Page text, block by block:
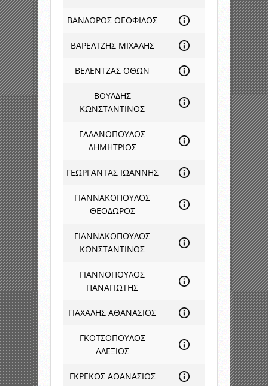
ΒΑΝΔΩΡΟΣ ΘΕΟΦΙΛΟΣ
ΒΑΡΕΛΤΖΗΣ ΜΙΧΑΛΗΣ
ΒΕΛΕΝΤΖΑΣ ΟΘΩΝ
ΒΟΥΛΔΗΣ
ΚΩΝΣΤΑΝΤΙΝΟΣ
ΓΑΛΑΝΟΠΟΥΛΟΣ
ΔΗΜΗΤΡΙΟΣ
ΓΕΩΡΓΑΝΤΑΣ ΙΩΑΝΝΗΣ
ΓΙΑΝΝΑΚΟΠΟΥΛΟΣ
ΘΕΟΔΩΡΟΣ
ΓΙΑΝΝΑΚΟΠΟΥΛΟΣ
ΚΩΝΣΤΑΝΤΙΝΟΣ
ΓΙΑΝΝΟΠΟΥΛΟΣ
ΠΑΝΑΓΙΩΤΗΣ
ΓΙΑΧΑΛΗΣ ΑΘΑΝΑΣΙΟΣ
ΓΚΟΤΣΟΠΟΥΛΟΣ
ΑΛΕΞΙΟΣ
ΓΚΡΕΚΟΣ ΑΘΑΝΑΣΙΟΣ